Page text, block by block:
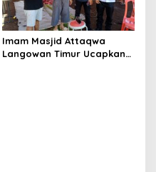
Imam Masjid Attaqwa
Langowan Timur Ucapkan